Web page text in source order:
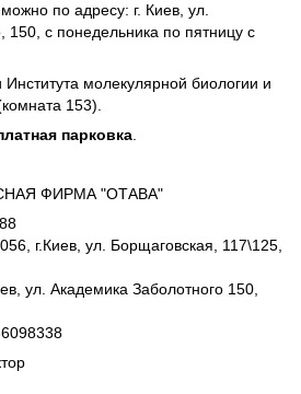
по адресу: г. Киев, ул.
150, с понедельника по пятницу с
молекулярной биологии и
153).
парковка
ФИРМА "ОТАВА"
г.Киев, ул. Борщаговская, 117\125,
ул. Академика Заболотного 150,